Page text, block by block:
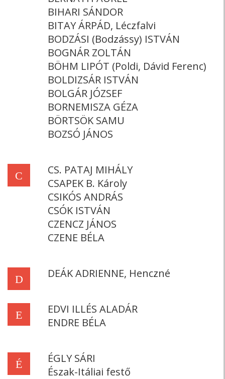
BIHARI SÁNDOR
BITAY ÁRPÁD, Léczfalvi
BODZÁSI (Bodzássy) ISTVÁN
BOGNÁR ZOLTÁN
BÖHM LIPÓT (Poldi, Dávid Ferenc)
BOLDIZSÁR ISTVÁN
BOLGÁR JÓZSEF
BORNEMISZA GÉZA
BÖRTSÖK SAMU
BOZSÓ JÁNOS
C
CS. PATAJ MIHÁLY
CSAPEK B. Károly
CSIKÓS ANDRÁS
CSÓK ISTVÁN
CZENCZ JÁNOS
CZENE BÉLA
D DEÁK ADRIENNE, Henczné
E
EDVI ILLÉS ALADÁR
ENDRE BÉLA
É
ÉGLY SÁRI
Észak-Itáliai festő